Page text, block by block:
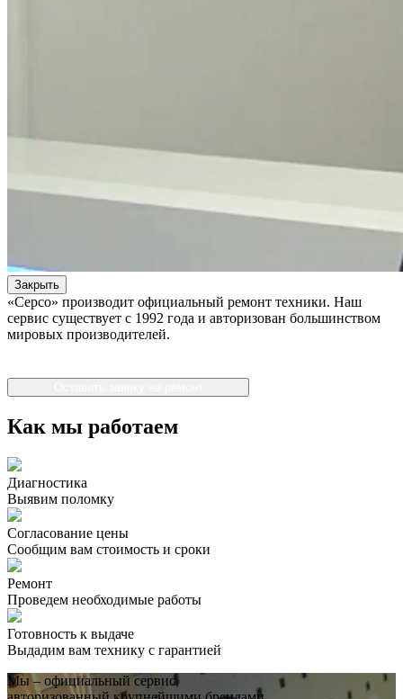
Закрыть
«Серсо» производит официальный ремонт техники. Наш
сервис существует с 1992 года и авторизован большинством
мировых производителей.
Как мы работаем
Диагностика
Выявим поломку
Согласование цены
Сообщим вам стоимость и сроки
Ремонт
Проведем необходимые работы
Готовность к выдаче
Выдадим вам технику с гарантией
Мы – официальный сервис,